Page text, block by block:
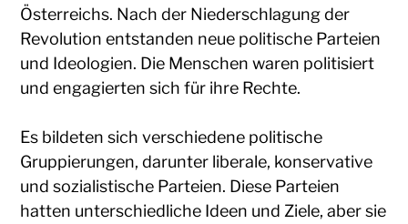
Österreichs. Nach der Niederschlagung der
Revolution entstanden neue politische Parteien
und Ideologien. Die Menschen waren politisiert
und engagierten sich für ihre Rechte.
Es bildeten sich verschiedene politische
Gruppierungen, darunter liberale, konservative
und sozialistische Parteien. Diese Parteien
hatten unterschiedliche Ideen und Ziele, aber sie